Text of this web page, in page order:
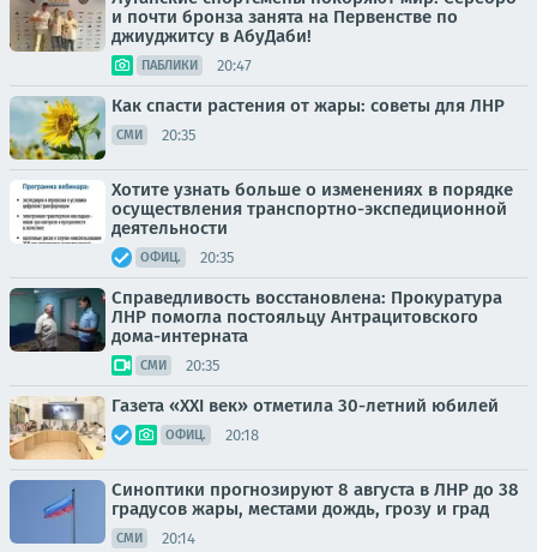
и почти бронза занята на Первенстве по
джиуджитсу в АбуДаби!
ПАБЛИКИ 20:47
Как спасти растения от жары: советы для ЛНР
СМИ 20:35
Хотите узнать больше о изменениях в порядке
осуществления транспортно-экспедиционной
деятельности
ОФИЦ. 20:35
Справедливость восстановлена: Прокуратура
ЛНР помогла постояльцу Антрацитовского
дома-интерната
СМИ 20:35
Газета «XXI век» отметила 30-летний юбилей
ОФИЦ. 20:18
Синоптики прогнозируют 8 августа в ЛНР до 38
градусов жары, местами дождь, грозу и град
СМИ 20:14